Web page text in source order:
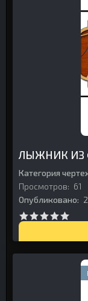
ЛЫЖНИК ИЗ
Категория
Просмотров: 61
Опубликовано: